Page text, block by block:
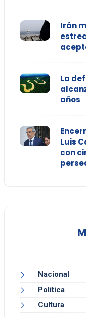
Irán
La
años
Luis
con
Nacional
Política
Cultura